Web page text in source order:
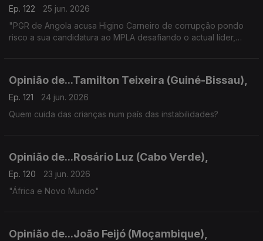
Ep. 122
25 jun. 2026
"PGR de Angola acusa Higino Carneiro de corrupção pondo
risco a sua candidatura ao MPLA desafiando o actual líder,
Opinião de...Tamilton Teixeira (Guiné-Bissau),
Ep. 121
24 jun. 2026
Quem cuida das crianças num país das instabilidades?
Opinião de...Rosário Luz (Cabo Verde),
Ep. 120
23 jun. 2026
"África e Novo Mundo"
Opinião de...João Feijó (Moçambique),